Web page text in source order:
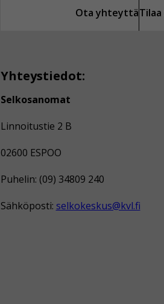
Ota yhteyttä
Yhteystiedot:
Selkosanomat
Linnoitustie 2 B
02600 ESPOO
Puhelin: (09) 34809 240
Sähköposti: selkokeskus@kvl.fi